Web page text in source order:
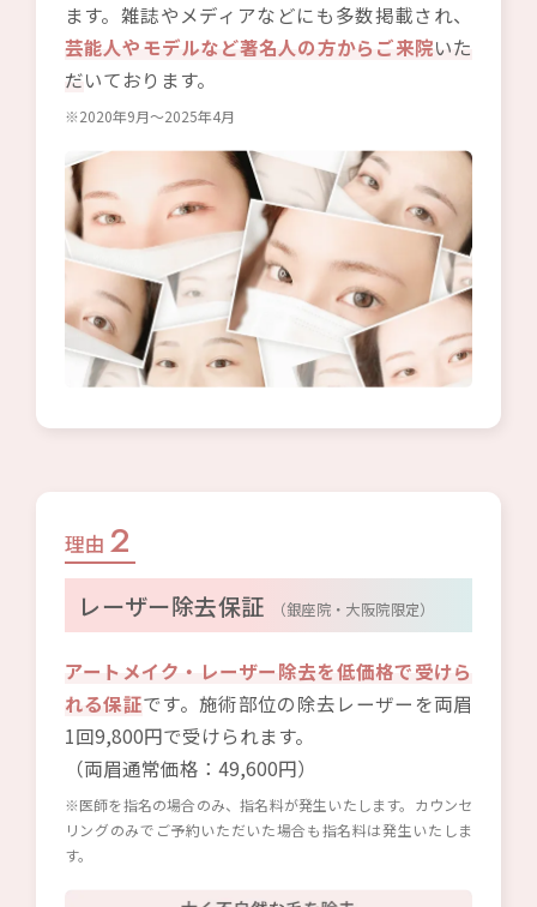
ます。雑誌やメディアなどにも多数掲載され、
芸能人やモデルなど著名人の方からご来院いた
だいております。
※2020年9月〜2025年4月
理由 2
レーザー除去保証 （銀座院・大阪院限定）
アートメイク・レーザー除去を低価格で受けら
れる保証です。施術部位の除去レーザーを両眉
1回9,800円で受けられます。
（両眉通常価格：49,600円）
※医師を指名の場合のみ、指名料が発生いたします。カウンセ
リングのみでご予約いただいた場合も指名料は発生いたしま
す。